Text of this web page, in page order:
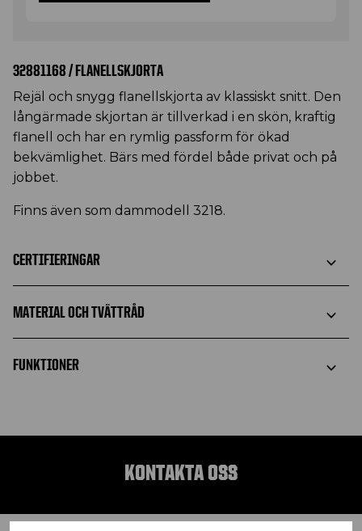
32881168 / FLANELLSKJORTA
Rejäl och snygg flanellskjorta av klassiskt snitt. Den
långärmade skjortan är tillverkad i en skön, kraftig
flanell och har en rymlig passform för ökad
bekvämlighet. Bärs med fördel både privat och på
jobbet.
Finns även som dammodell 3218.
CERTIFIERINGAR
MATERIAL OCH TVÄTTRÅD
FUNKTIONER
KONTAKTA OSS